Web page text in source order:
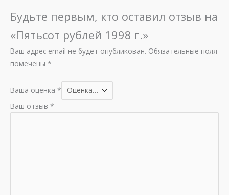
Будьте первым, кто оставил отзыв на
«Пятьсот рублей 1998 г.»
Ваш адрес email не будет опубликован. Обязательные поля
помечены *
Ваша оценка *
Ваш отзыв *